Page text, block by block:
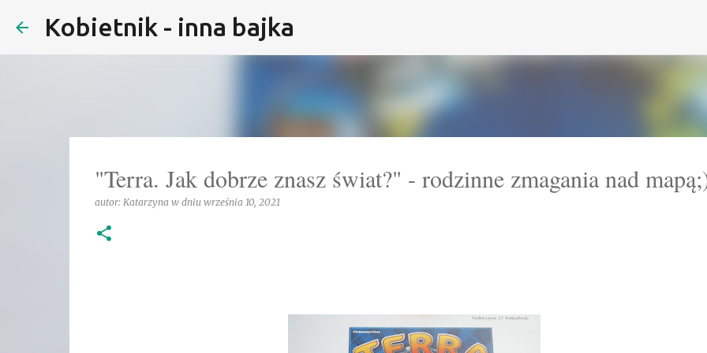
Kobietnik - inna bajka
"Terra. Jak dobrze znasz świat?" - rodzinne zmagania nad
autor: Katarzyna w dniu września 10, 2021